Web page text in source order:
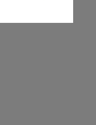
Q10 und
deiner